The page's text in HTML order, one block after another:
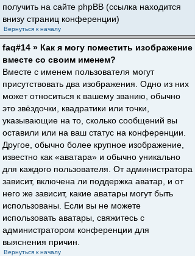
получить на сайте phpBB (ссылка находится
внизу страниц конференции)
Вернуться к началу
faq#14 » Как я могу поместить изображение
вместе со своим именем?
Вместе с именем пользователя могут
присутствовать два изображения. Одно из них
может относиться к вашему званию, обычно
это звёздочки, квадратики или точки,
указывающие на то, сколько сообщений вы
оставили или на ваш статус на конференции.
Другое, обычно более крупное изображение,
известно как «аватара» и обычно уникально
для каждого пользователя. От администратора
зависит, включена ли поддержка аватар, и от
него же зависит, какие аватары могут быть
использованы. Если вы не можете
использовать аватары, свяжитесь с
администратором конференции для
выяснения причин.
Вернуться к началу